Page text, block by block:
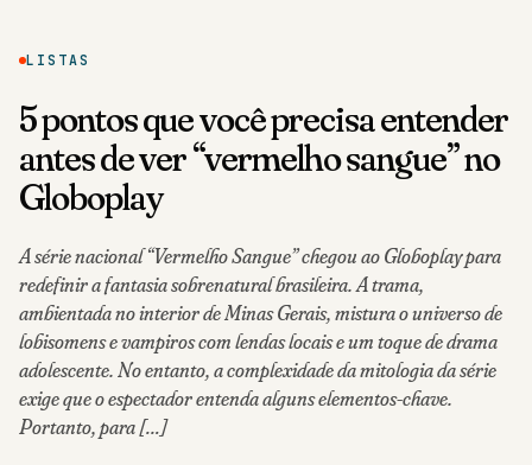
LISTAS
5 pontos que você precisa entender
antes de ver “vermelho sangue” no
Globoplay
A série nacional “Vermelho Sangue” chegou ao Globoplay para
redefinir a fantasia sobrenatural brasileira. A trama,
ambientada no interior de Minas Gerais, mistura o universo de
lobisomens e vampiros com lendas locais e um toque de drama
adolescente. No entanto, a complexidade da mitologia da série
exige que o espectador entenda alguns elementos-chave.
Portanto, para […]